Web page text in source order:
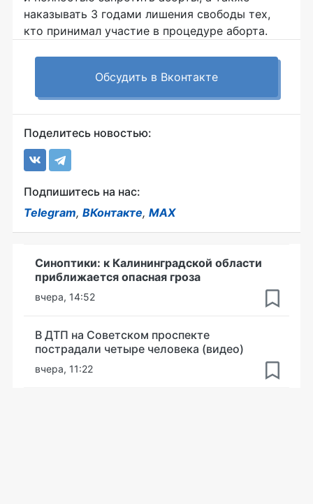
наказывать 3 годами лишения свободы тех,
кто принимал участие в процедуре аборта.
Обсудить в Вконтакте
Поделитесь новостью:
Подпишитесь на нас:
Telegram, ВКонтакте, MAX
Синоптики: к Калининградской области
приближается опасная гроза
вчера, 14:52
В ДТП на Советском проспекте
пострадали четыре человека (видео)
вчера, 11:22